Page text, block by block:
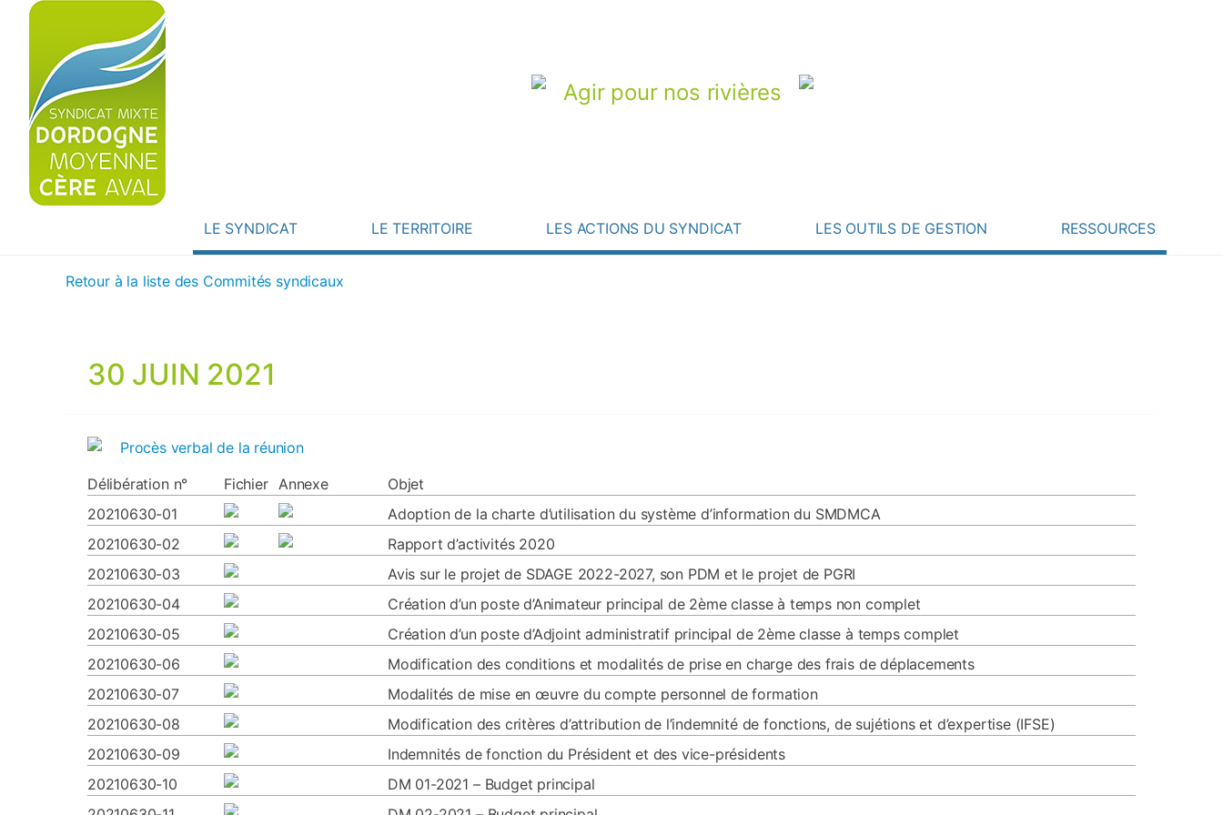
Agir pour nos rivières
LE SYNDICAT LE TERRITOIRE LES ACTIONS DU SYNDICAT LES OUTILS DE GESTION RESSOURCES
Retour à la liste des Commités syndicaux
30 JUIN 2021
Procès verbal de la réunion
Délibération n°
Fichier Annexe
Objet
20210630-01
Adoption de la charte d’utilisation du système d’information du SMDMCA
20210630-02
Rapport d’activités 2020
20210630-03
Avis sur le projet de SDAGE 2022-2027, son PDM et le projet de PGRI
20210630-04
Création d’un poste d’Animateur principal de 2ème classe à temps non complet
20210630-05
Création d’un poste d’Adjoint administratif principal de 2ème classe à temps complet
20210630-06
Modification des conditions et modalités de prise en charge des frais de déplacements
20210630-07
Modalités de mise en œuvre du compte personnel de formation
20210630-08
Modification des critères d’attribution de l’indemnité de fonctions, de sujétions et d’expertise (IFSE)
20210630-09
Indemnités de fonction du Président et des vice-présidents
20210630-10
DM 01-2021 – Budget principal